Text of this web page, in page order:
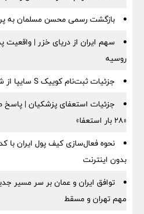
بازگشت رسمی محسن مسلمان به
سهم ایران از دریای خزر |
روسیه
جزئیات ثبت‌نام کوییک S سایپا از شنبه ۱۷ مرداد + جدول شرایط
جزئیات استعفای پزشکیان |
«۲۸ بار استعفا»
بدون اینترنت
توافق ایران و عمان بر سر مسیر
مهم تهران و مسقط